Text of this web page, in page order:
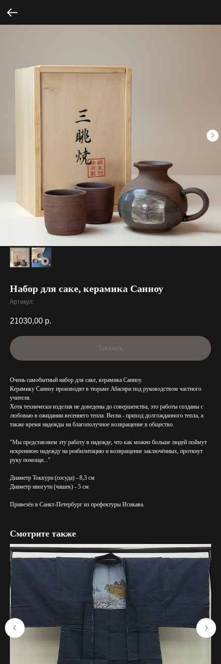
Набор для саке, керамика Санноу
Артикул:
21030,00 р.
Заказать
Очень самобытный набор для саке, керамика Санноу.
Керамику Санноу производят в тюрьме Абасири под руководством частного
учителя.
Хотя технически изделия не доведены до совершенства, это работы созданы с
любовью в ожидании весеннего тепла. Весна - приход долгожданного тепла, а
также время надежды на благополучное возвращение в общество.
"Мы представляем эту работу в надежде, что как можно больше людей поймут
искреннюю надежду на реабилитацию и возвращение заключённых, протянут
руку помощи..."
Диаметр Токкури (сосуда) - 8,3 см
Диаметр иногути (чашек) - 5 см
Привезён в Санкт-Петербург из префектуры Исикава.
Смотрите также